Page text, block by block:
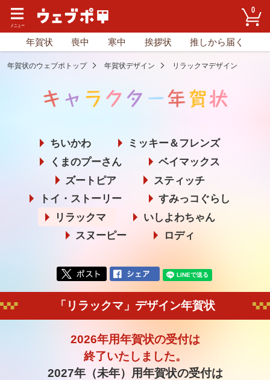
0
年賀状 喪中 寒中 挨拶状 推しから届く
年賀状のウェブポトップ 年賀状デザイン リラックマデザイン
ちいかわ
ミッキー＆フレンズ
くまのプーさん
ベイマックス
ズートピア
スティッチ
トイ・ストーリー
すみっコぐらし
リラックマ
いしよわちゃん
スヌーピー
ロディ
「リラックマ」デザイン年賀状
2026年用年賀状の受付は
終了いたしました。
2027年（未年）用年賀状の受付は